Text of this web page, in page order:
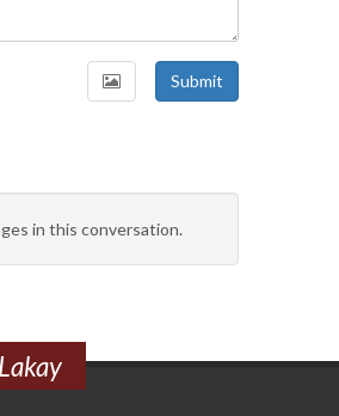
Submit
in this conversation.